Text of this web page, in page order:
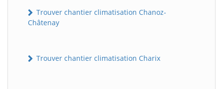
Trouver chantier climatisation Chanoz-
Châtenay
Trouver chantier climatisation Charix